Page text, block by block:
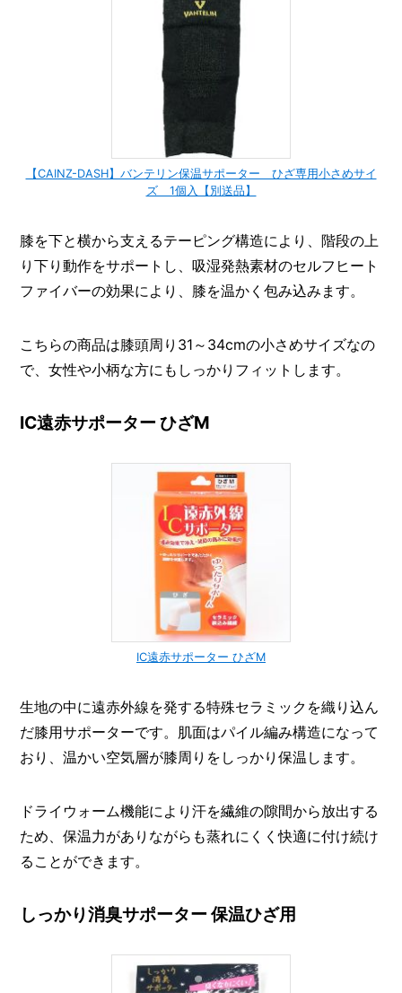
【CAINZ-DASH】バンテリン保温サポーター ひざ専用小さめサイ
ズ 1個入【別送品】
膝を下と横から支えるテーピング構造により、階段の上
り下り動作をサポートし、吸湿発熱素材のセルフヒート
ファイバーの効果により、膝を温かく包み込みます。
こちらの商品は膝頭周り31～34cmの小さめサイズなの
で、女性や小柄な方にもしっかりフィットします。
IC遠赤サポーター ひざM
IC遠赤サポーター ひざM
生地の中に遠赤外線を発する特殊セラミックを織り込ん
だ膝用サポーターです。肌面はパイル編み構造になって
おり、温かい空気層が膝周りをしっかり保温します。
ドライウォーム機能により汗を繊維の隙間から放出する
ため、保温力がありながらも蒸れにくく快適に付け続け
ることができます。
しっかり消臭サポーター 保温ひざ用